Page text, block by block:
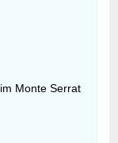
Monte Serrat